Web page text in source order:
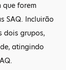
que forem
SAQ. Incluirão
dois grupos,
atingindo